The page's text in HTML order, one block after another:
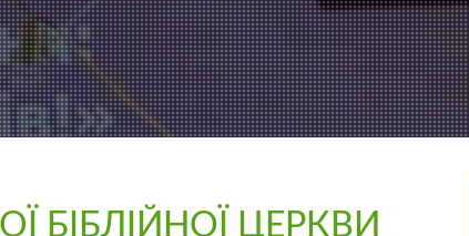
БІБЛІЙНОЇ ЦЕРКВИ